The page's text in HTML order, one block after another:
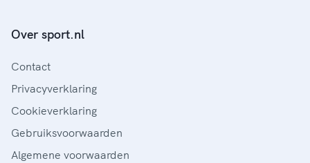
Over sport.nl
Contact
Privacyverklaring
Cookieverklaring
Gebruiksvoorwaarden
Algemene voorwaarden